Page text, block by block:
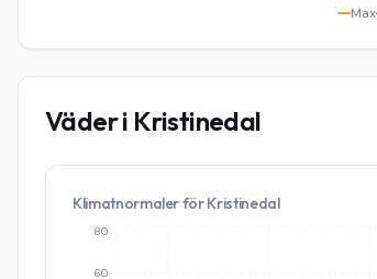
Max
Väder i Kristinedal
Klimatnormaler förKristinedal
60
80